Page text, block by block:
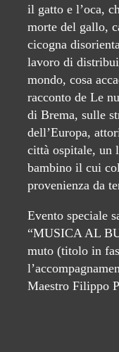
il gatto e l’oca,
morte del gallo,
cicogna
lavoro di
mondo, cosa
racconto de Le
di Brema, sulle
dell’Europa,
città ospitale, un
bambino il cui
provenienza da
Evento speciale
“MUSICA AL
muto (titolo in
Maestro Filippo